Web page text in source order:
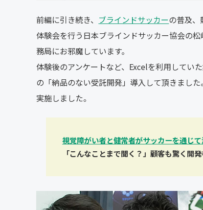
前編に引き続き、 ブラインドサッカーの普及、
体験会を行う日本ブラインドサッカー協会の
務局にお邪魔しています。
体験後のアンケートなど、Excelを利用してい
の「納品のない受託開発」導入して頂きまし
実施しました。
視覚障がい者と健常者がサッカーを通じ
「こんなことまで聞く？」顧客も驚く開